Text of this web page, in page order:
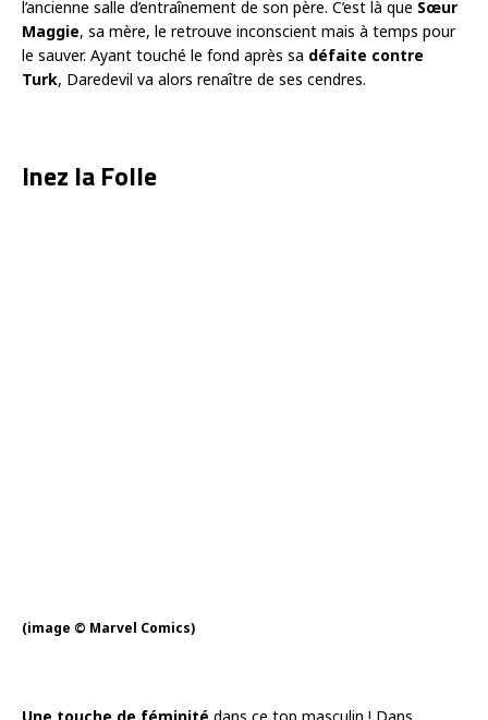
l’ancienne salle d’entraînement de son père. C’est là que Sœur
Maggie, sa mère, le retrouve inconscient mais à temps pour
le sauver. Ayant touché le fond après sa défaite contre
Turk, Daredevil va alors renaître de ses cendres.
Inez la Folle
(image © Marvel Comics)